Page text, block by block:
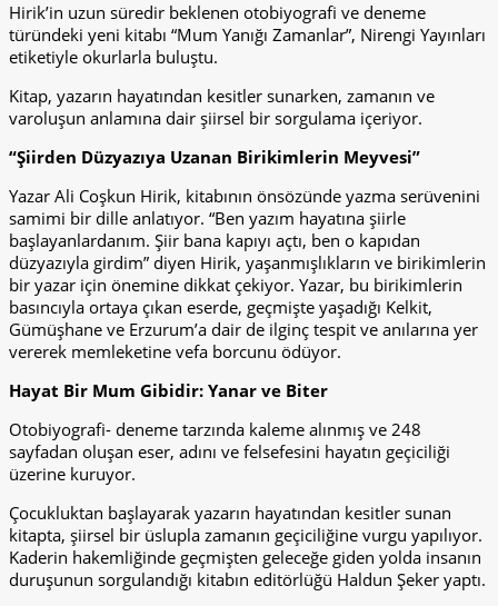
Hirik’in uzun süredir beklenen otobiyografi ve deneme
türündeki yeni kitabı “Mum Yanığı Zamanlar”, Nirengi Yayınları
etiketiyle okurlarla buluştu.
Kitap, yazarın hayatından kesitler sunarken, zamanın ve
varoluşun anlamına dair şiirsel bir sorgulama içeriyor.
“Şiirden Düzyazıya Uzanan Birikimlerin Meyvesi”
Yazar Ali Coşkun Hirik, kitabının önsözünde yazma serüvenini
samimi bir dille anlatıyor. “Ben yazım hayatına şiirle
başlayanlardanım. Şiir bana kapıyı açtı, ben o kapıdan
düzyazıyla girdim” diyen Hirik, yaşanmışlıkların ve birikimlerin
bir yazar için önemine dikkat çekiyor. Yazar, bu birikimlerin
basıncıyla ortaya çıkan eserde, geçmişte yaşadığı Kelkit,
Gümüşhane ve Erzurum’a dair de ilginç tespit ve anılarına yer
vererek memleketine vefa borcunu ödüyor.
Hayat Bir Mum Gibidir: Yanar ve Biter
Otobiyografi- deneme tarzında kaleme alınmış ve 248
sayfadan oluşan eser, adını ve felsefesini hayatın geçiciliği
üzerine kuruyor.
Çocukluktan başlayarak yazarın hayatından kesitler sunan
kitapta, şiirsel bir üslupla zamanın geçiciliğine vurgu yapılıyor.
Kaderin hakemliğinde geçmişten geleceğe giden yolda insanın
duruşunun sorgulandığı kitabın editörlüğü Haldun Şeker yaptı.